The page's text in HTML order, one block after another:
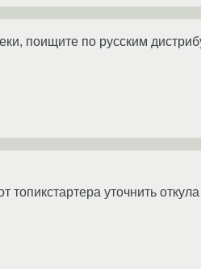
поищите по русским
уточнить